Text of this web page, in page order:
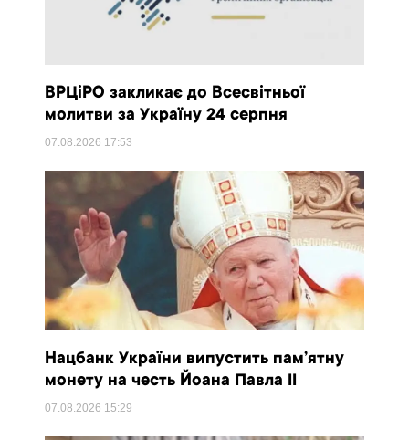
ВРЦіРО закликає до Всесвітньої
молитви за Україну 24 серпня
07.08.2026 17:53
Нацбанк України випустить пам’ятну
монету на честь Йоана Павла II
07.08.2026 15:29